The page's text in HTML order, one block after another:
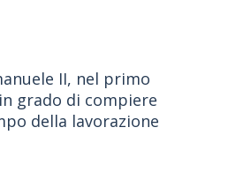
II, nel primo
grado di compiere
della lavorazione